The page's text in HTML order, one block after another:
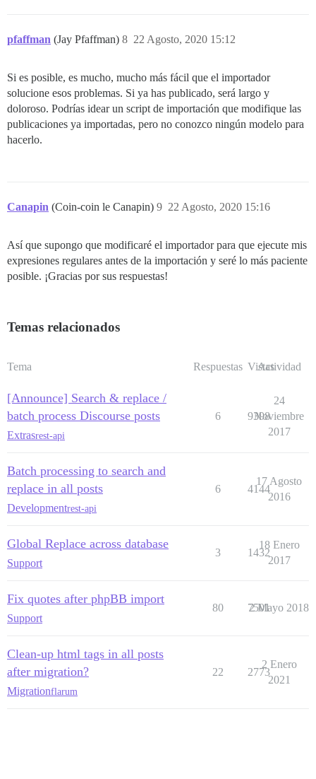
pfaffman (Jay Pfaffman) 22 Agosto, 2020 15:12
8
Si es posible, es mucho, mucho más fácil que el importador
solucione esos problemas. Si ya has publicado, será largo y
doloroso. Podrías idear un script de importación que modifique las
publicaciones ya importadas, pero no conozco ningún modelo para
hacerlo.
Canapin (Coin-coin le Canapin) 22 Agosto, 2020 15:16
9
Así que supongo que modificaré el importador para que ejecute mis
expresiones regulares antes de la importación y seré lo más paciente
posible. ¡Gracias por sus respuestas!
Temas relacionados
Tema Respuestas Vistas
Actividad
[Announce] Search & replace /
batch process Discourse posts
Extrasrest-api
6 9398
24
Noviembre
2017
Batch processing to search and
replace in all posts
Developmentrest-api
6 4144
17 Agosto
2016
Global Replace across database
Support
3 1432
18 Enero
2017
Fix quotes after phpBB import
Support
80 7501
2 Mayo 2018
Clean-up html tags in all posts
after migration?
Migrationflarum
22 2773
2 Enero
2021